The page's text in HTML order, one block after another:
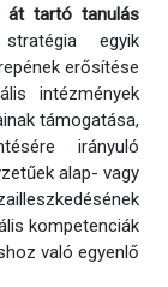
át tartó tanulás
egyik
erősítése
intézmények
támogatása,
irányuló
alap- vagy
kompetenciák
való egyenlő